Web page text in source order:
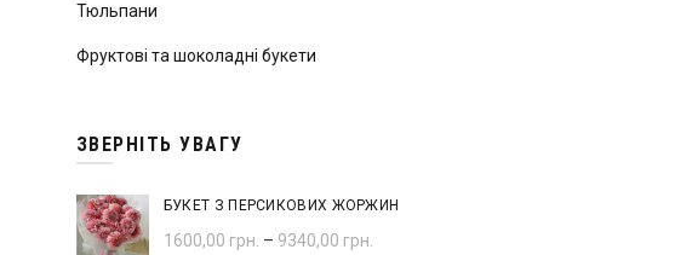
Тюльпани
Фруктові та шоколадні букети
ЗВЕРНІТЬ УВАГУ
БУКЕТ З ПЕРСИКОВИХ ЖОРЖИН
1600,00 грн. – 9340,00 грн.